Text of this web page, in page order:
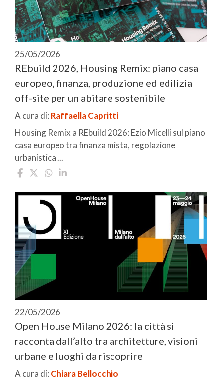
25/05/2026
REbuild 2026, Housing Remix: piano casa
europeo, finanza, produzione ed edilizia
off-site per un abitare sostenibile
A cura di: Raffaella Capritti
Housing Remix a REbuild 2026: Ezio Micelli sul piano
casa europeo tra finanza mista, regolazione
urbanistica ...
22/05/2026
Open House Milano 2026: la città si
racconta dall’alto tra architetture, visioni
urbane e luoghi da riscoprire
A cura di: Chiara Bellocchio